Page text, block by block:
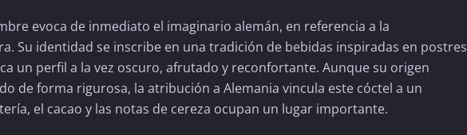
evoca de inmediato el imaginario alemán, en referencia a la
Su identidad se inscribe en una tradición de bebidas inspiradas en postres
un perfil a la vez oscuro, afrutado y reconfortante. Aunque su origen
de forma rigurosa, la atribución a Alemania vincula este cóctel a un
el cacao y las notas de cereza ocupan un lugar importante.